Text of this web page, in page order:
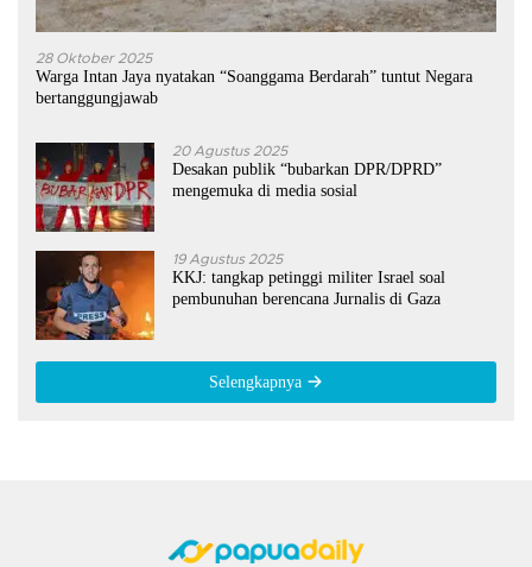
28 Oktober 2025
Warga Intan Jaya nyatakan “Soanggama Berdarah” tuntut Negara
bertanggungjawab
20 Agustus 2025
Desakan publik “bubarkan DPR/DPRD”
mengemuka di media sosial
19 Agustus 2025
KKJ: tangkap petinggi militer Israel soal
pembunuhan berencana Jurnalis di Gaza
Selengkapnya